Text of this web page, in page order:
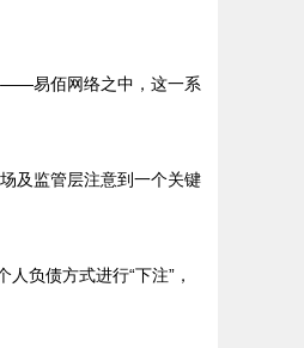
——易佰网络之中，这一系
及监管层注意到一个关键
负债方式进行“下注”，